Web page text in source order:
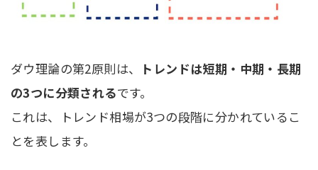
ダウ理論の第2原則は、
トレンドは短期・中期・長期
の3つに分類されるです。
これは、トレンド相場が3つの段階に分かれているこ
とを表します。